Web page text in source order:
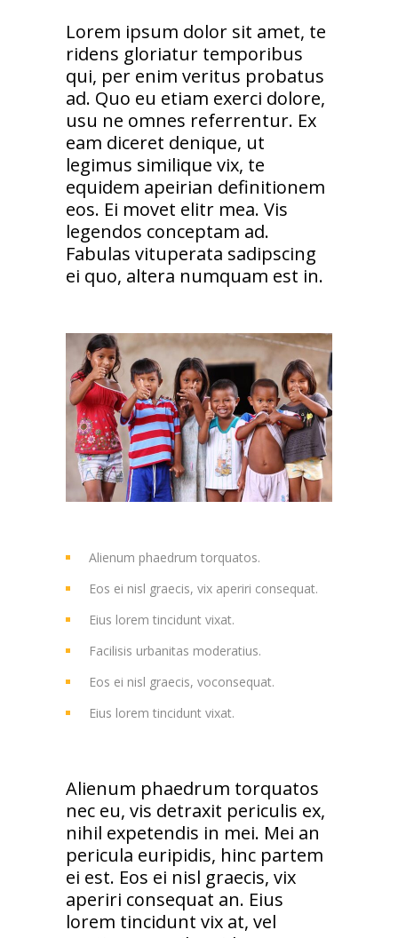
Lorem ipsum dolor sit amet, te
ridens gloriatur temporibus
qui, per enim veritus probatus
ad. Quo eu etiam exerci dolore,
usu ne omnes referrentur. Ex
eam diceret denique, ut
legimus similique vix, te
equidem apeirian definitionem
eos. Ei movet elitr mea. Vis
legendos conceptam ad.
Fabulas vituperata sadipscing
ei quo, altera numquam est in.
Alienum phaedrum torquatos.
Eos ei nisl graecis, vix aperiri consequat.
Eius lorem tincidunt vixat.
Facilisis urbanitas moderatius.
Eos ei nisl graecis, voconsequat.
Eius lorem tincidunt vixat.
Alienum phaedrum torquatos
nec eu, vis detraxit periculis ex,
nihil expetendis in mei. Mei an
pericula euripidis, hinc partem
ei est. Eos ei nisl graecis, vix
aperiri consequat an. Eius
lorem tincidunt vix at, vel